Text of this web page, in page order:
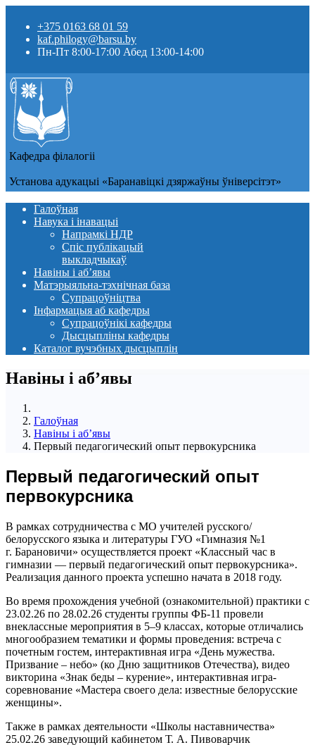
+375 0163 68 01 59
kaf.philogy@barsu.by
Пн-Пт 8:00-17:00 Абед 13:00-14:00
Кафедра фiлалогii
Установа адукацыi «Баранавіцкі дзяржаўны ўніверсітэт»
Галоўная
Навука і інавацыі
Напрамкі НДР
Спіс публікацый
выкладчыкаў
Навіны i аб’явы
Матэрыяльна-тэхнічная база
Супрацоўніцтва
Інфармацыя аб кафедры
Супрацоўнікі кафедры
Дысцыпліны кафедры
Каталог вучэбных дысцыплін
Навіны i аб’явы
Галоўная
Навіны i аб’явы
Первый педагогический опыт первокурсника
Первый педагогический опыт
первокурсника
В рамках сотрудничества с МО учителей русского/
белорусского языка и литературы ГУО «Гимназия №1
г. Барановичи» осуществляется проект «Классный час в
гимназии — первый педагогический опыт первокурсника».
Реализация данного проекта успешно начата в 2018 году.
Во время прохождения учебной (ознакомительной) практики с
23.02.26 по 28.02.26 студенты группы ФБ-11 провели
внеклассные мероприятия в 5–9 классах, которые отличались
многообразием тематики и формы проведения: встреча с
почетным гостем, интерактивная игра «День мужества.
Призвание – небо» (ко Дню защитников Отечества), видео
викторина «Знак беды – курение», интерактивная игра-
соревнование «Мастера своего дела: известные белорусские
женщины».
Также в рамках деятельности «Школы наставничества»
25.02.26 заведующий кабинетом Т. А. Пивоварчик